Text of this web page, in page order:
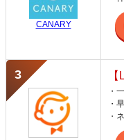
CANARY
・
・
・